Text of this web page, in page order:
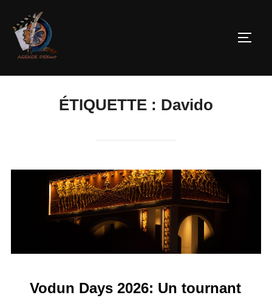
ÉTIQUETTE : Davido
Vodun Days 2026: Un tournant